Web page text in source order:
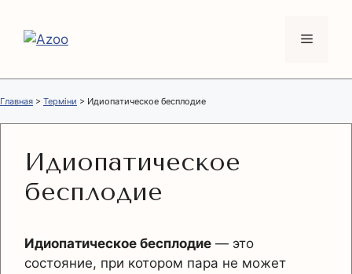
содержимому
Меню
Главная > Терміни > Идиопатическое бесплодие
Идиопатическое
бесплодие
Идиопатическое бесплодие — это
состояние, при котором пара не может